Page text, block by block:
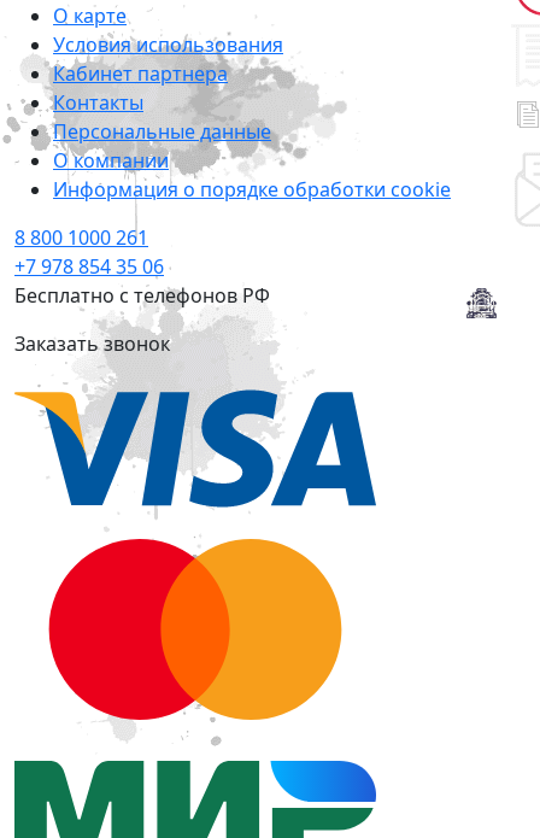
О карте
Условия использования
Кабинет партнера
Контакты
Персональные данные
О компании
Информация о порядке обработки cookie
8 800 1000 261
+7 978 854 35 06
Бесплатно с телефонов РФ
Заказать звонок